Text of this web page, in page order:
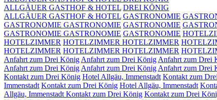
ALLGÄUER GASTHOF & HOTEL DREI KÖNIG
ALLGÄUER GASTHOF & HOTEL GASTRONOMIE
GASTRONOMIE GASTRONOMIE GASTRONOMIE
GASTRONOMIE GASTRONOMIE GASTRONOMIE
HOTELZIMMER HOTELZIMMER HOTELZIMMER
HOTELZIMMER HOTELZIMMER HOTELZIMMER
Anfahrt zum Drei König Anfahrt zum Drei König Anfahrt zum Drei
Anfahrt zum Drei König Anfahrt zum Drei König Anfahrt zum Drei
Kontakt zum Drei König Hotel Allgäu, Immenstadt Kontakt zum
Immenstadt Kontakt zum Drei König Hotel Allgäu, Immenstadt
Allgäu, Immenstadt Kontakt zum Drei König Kontakt zum Drei